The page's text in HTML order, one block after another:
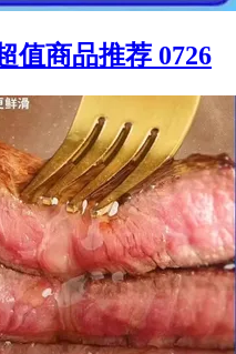
值商品推荐 0726